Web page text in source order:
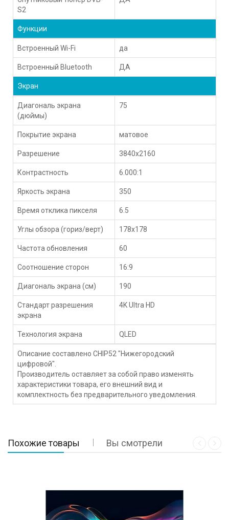
S2
Функции
Встроенный Wi-Fi да
Встроенный Bluetooth ДА
Экран
Диагональ экрана
(дюймы)
75
Покрытие экрана матовое
Разрешение 3840x2160
Контрастность 6.000:1
Яркость экрана 350
Время отклика пикселя 6.5
Углы обзора (гориз/верт) 178x178
Частота обновления 60
Соотношение сторон 16:9
Диагональ экрана (см) 190
Стандарт разрешения
экрана
4K Ultra HD
Технология экрана QLED
Описание составлено CHIP52 "Нижегородский
цифровой".
Производитель оставляет за собой право изменять
характеристики товара, его внешний вид и
комплектность без предварительного уведомления.
Похожие товары Вы смотрели